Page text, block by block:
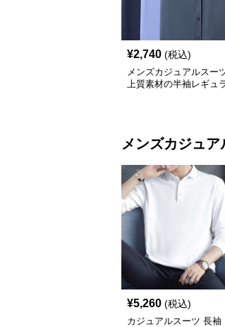
¥2,740 (税込)
メンズカジュアルスー
上質素材の半袖レギュ
メンズカジュア
¥5,260 (税込)
カジュアルスーツ 長袖